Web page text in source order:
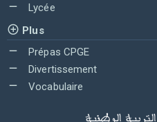
Lycée
Plus
Prépas CPGE
Divertissement
Vocabulaire